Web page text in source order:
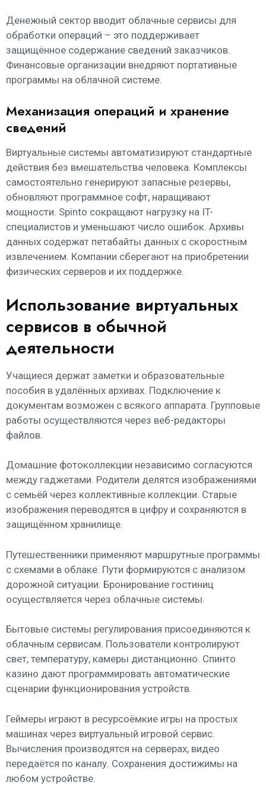
Денежный сектор вводит облачные сервисы для
обработки операций – это поддерживает
защищённое содержание сведений заказчиков.
Финансовые организации внедряют портативные
программы на облачной системе.
Механизация операций и хранение
сведений
Виртуальные системы автоматизируют стандартные
действия без вмешательства человека. Комплексы
самостоятельно генерируют запасные резервы,
обновляют программное софт, наращивают
мощности. Spinto сокращают нагрузку на IT-
специалистов и уменьшают число ошибок. Архивы
данных содержат петабайты данных с скоростным
извлечением. Компании сберегают на приобретении
физических серверов и их поддержке.
Использование виртуальных
сервисов в обычной
деятельности
Учащиеся держат заметки и образовательные
пособия в удалённых архивах. Подключение к
документам возможен с всякого аппарата. Групповые
работы осуществляются через веб-редакторы
файлов.
Домашние фотоколлекции независимо согласуются
между гаджетами. Родители делятся изображениями
с семьёй через коллективные коллекции. Старые
изображения переводятся в цифру и сохраняются в
защищённом хранилище.
Путешественники применяют маршрутные программы
с схемами в облаке. Пути формируются с анализом
дорожной ситуации. Бронирование гостиниц
осуществляется через облачные системы.
Бытовые системы регулирования присоединяются к
облачным сервисам. Пользователи контролируют
свет, температуру, камеры дистанционно. Спинто
казино дают программировать автоматические
сценарии функционирования устройств.
Геймеры играют в ресурсоёмкие игры на простых
машинах через виртуальный игровой сервис.
Вычисления производятся на серверах, видео
передаётся по каналу. Сохранения достижимы на
любом устройстве.